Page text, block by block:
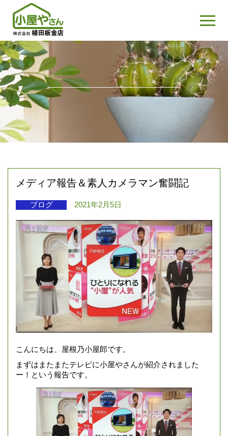
メディア報告＆素人カメラマン奮闘記
ブログ 2021年2月5日
こんにちは、屋根乃小屋郎です。
まずはまたまたテレビに小屋やさんが紹介されました
ー！という報告です。